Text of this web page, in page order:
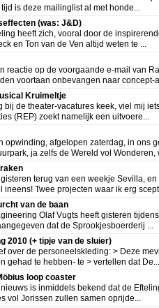
is deze mailinglist al met honde...
(was: J&D)
heeft zich, vooral door de
en Ton van de Ven altijd weten te ...
reactie op de voorgaande e-mail van
voortaan onbevangen naar concept-
Kruimeltje
bij de theater-vacatures keek, viel mij
(REP) zoekt namelijk een uitvoere...
opwinding, afgelopen zaterdag, in ons
ja zelfs de Wereld vol Wonderen,
terug van een weekje Sevilla,
ineens! Twee projecten waar ik erg
van de baan
Olaf Vugts heeft gisteren
dat de Sprookjesboerderij ...
2010 (+ tipje van de sluier)
over de personeelskleding: > Deze
gehad te hebben- te > vertellen dat De...
loop coaster
is inmiddels bekend dat de
vol Jorissen zullen samen oprijde...